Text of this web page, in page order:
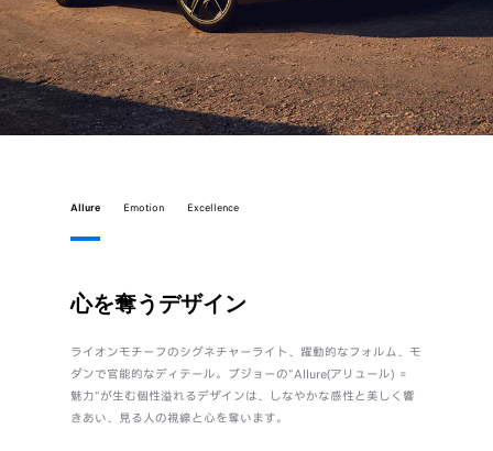
心を奪うデザイン
ライオンモチーフのシグネチャーライト、躍動的なフォルム、モ
ダンで官能的なディテール。プジョーの"Allure(アリュール) ＝
魅力"が生む個性溢れるデザインは、しなやかな感性と美しく響
きあい、見る人の視線と心を奪います。
Allure Emotion Excellence